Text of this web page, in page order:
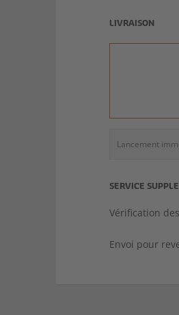
LIVRAISON
Lancement
SERVICE
Vérification
Envoi pour